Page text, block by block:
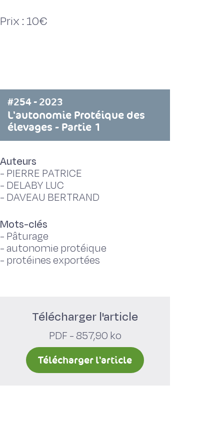
Prix : 10€
#254 - 2023
L'autonomie Protéique des
élevages - Partie 1
Auteurs
- PIERRE PATRICE
- DELABY LUC
- DAVEAU BERTRAND
Mots-clés
- Pâturage
- autonomie protéique
- protéines exportées
Télécharger l'article
PDF - 857,90 ko
Télécharger l'article